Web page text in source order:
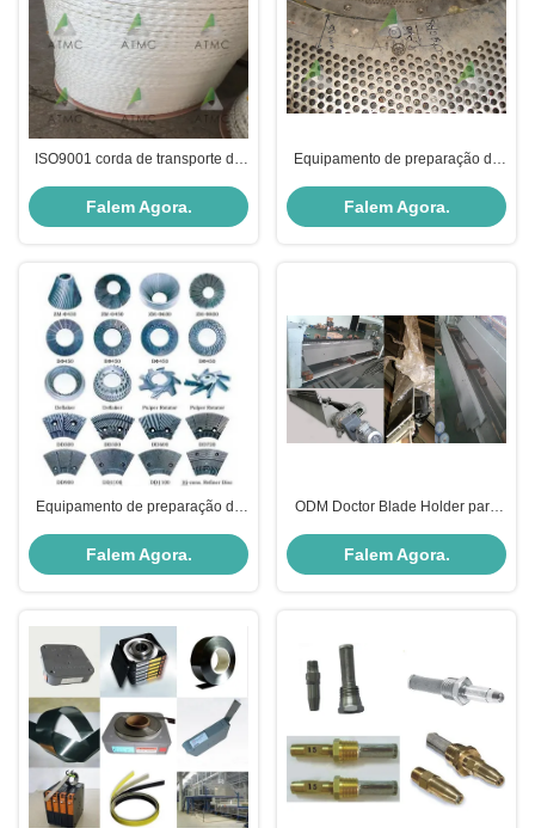
ISO9001 corda de transporte de
fabricação de papel
Falem Agora.
Equipamento de preparação de
Falem Agora.
Equipamento de preparação de
de refinaria portátil
Falem Agora.
ODM Doctor Blade Holder para
Falem Agora.